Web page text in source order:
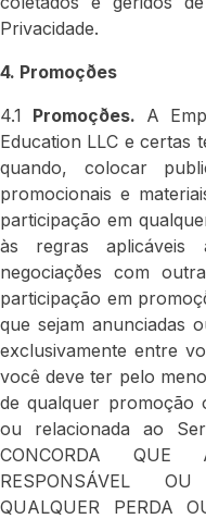
Privacidade.
4. Promoçðes
4.1 Promoçðes. A
Education LLC e certas
quando, colocar
promocionais e
participação em
às regras aplicáveis
negociaçðes com
participação em
que sejam anunciadas
exclusivamente entre
você deve ter pelo
de qualquer promoção
ou relacionada ao
CONCORDA
RESPONSÁVEL
QUALQUER PERDA